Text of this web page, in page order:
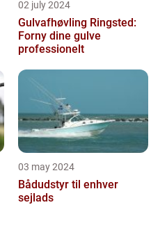
02 july 2024
Gulvafhøvling Ringsted:
Forny dine gulve
professionelt
03 may 2024
Bådudstyr til enhver
sejlads